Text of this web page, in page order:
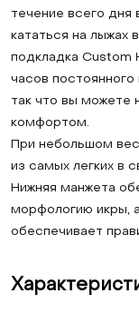
течение всего
кататься на лыжах
подкладка Custom
часов
так что вы можете
комфортом.
При небольшом
из самых легких в
Нижняя манжета
морфологию икры,
обеспечивает